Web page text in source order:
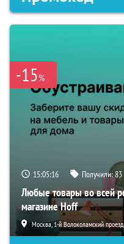
-15%
15:05:15 Получили:83
Любые товары во всей
магазине Hoff
Москва, 1-й Волоколамский